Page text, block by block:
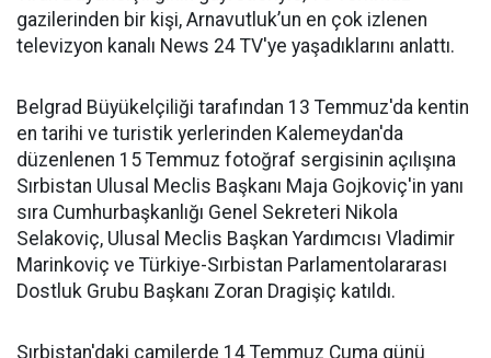
gazilerinden bir kişi, Arnavutluk’un en çok izlenen
televizyon kanalı News 24 TV'ye yaşadıklarını anlattı.
Belgrad Büyükelçiliği tarafından 13 Temmuz'da kentin
en tarihi ve turistik yerlerinden Kalemeydan'da
düzenlenen 15 Temmuz fotoğraf sergisinin açılışına
Sırbistan Ulusal Meclis Başkanı Maja Gojkoviç'in yanı
sıra Cumhurbaşkanlığı Genel Sekreteri Nikola
Selakoviç, Ulusal Meclis Başkan Yardımcısı Vladimir
Marinkoviç ve Türkiye-Sırbistan Parlamentolararası
Dostluk Grubu Başkanı Zoran Dragişiç katıldı.
Sırbistan'daki camilerde 14 Temmuz Cuma günü